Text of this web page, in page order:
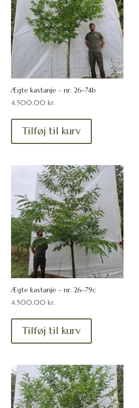
Ægte kastanje – nr. 26-74b
4.500,00 kr.
Tilføj til kurv
Ægte kastanje – nr. 26-79c
4.500,00 kr.
Tilføj til kurv